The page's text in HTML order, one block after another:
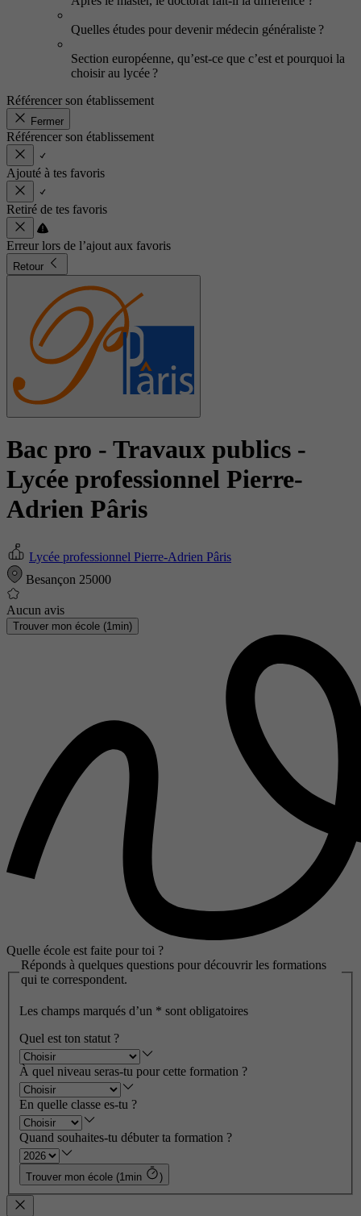
Quelles études pour devenir médecin généraliste ?
Section européenne, qu’est-ce que c’est et pourquoi la
choisir au lycée ?
Référencer son établissement
Fermer
Référencer son établissement
Ajouté à tes favoris
Retiré de tes favoris
Erreur lors de l’ajout aux favoris
Retour
Bac pro - Travaux publics -
Lycée professionnel Pierre-
Adrien Pâris
Lycée professionnel Pierre-Adrien Pâris
Besançon 25000
Aucun avis
Trouver mon école (1min)
Quelle école est faite pour toi ?
Réponds à quelques questions pour découvrir les formations
qui te correspondent.
Les champs marqués d’un * sont obligatoires
Quel est ton statut ?
À quel niveau seras-tu pour cette formation ?
En quelle classe es-tu ?
Quand souhaites-tu débuter ta formation ?
Trouver mon école (1min )